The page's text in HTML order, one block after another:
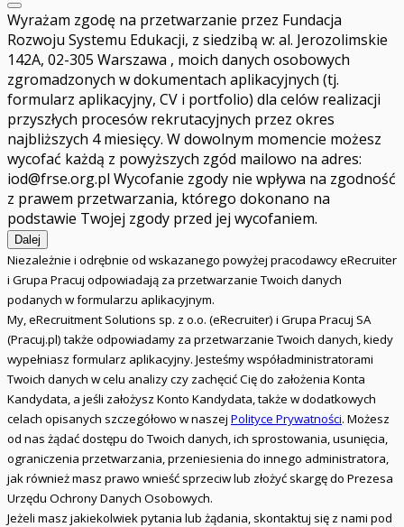
Wyrażam zgodę na przetwarzanie przez Fundacja
Rozwoju Systemu Edukacji, z siedzibą w: al. Jerozolimskie
142A, 02-305 Warszawa , moich danych osobowych
zgromadzonych w dokumentach aplikacyjnych (tj.
formularz aplikacyjny, CV i portfolio) dla celów realizacji
przyszłych procesów rekrutacyjnych przez okres
najbliższych 4 miesięcy. W dowolnym momencie możesz
wycofać każdą z powyższych zgód mailowo na adres:
iod@frse.org.pl Wycofanie zgody nie wpływa na zgodność
z prawem przetwarzania, którego dokonano na
podstawie Twojej zgody przed jej wycofaniem.
Dalej
Niezależnie i odrębnie od wskazanego powyżej pracodawcy eRecruiter
i Grupa Pracuj odpowiadają za przetwarzanie Twoich danych
podanych w formularzu aplikacyjnym.
My, eRecruitment Solutions sp. z o.o. (eRecruiter) i Grupa Pracuj SA
(Pracuj.pl) także odpowiadamy za przetwarzanie Twoich danych, kiedy
wypełniasz formularz aplikacyjny. Jesteśmy współadministratorami
Twoich danych w celu analizy czy zachęcić Cię do założenia Konta
Kandydata, a jeśli założysz Konto Kandydata, także w dodatkowych
celach opisanych szczegółowo w naszej Polityce Prywatności. Możesz
od nas żądać dostępu do Twoich danych, ich sprostowania, usunięcia,
ograniczenia przetwarzania, przeniesienia do innego administratora,
jak również masz prawo wnieść sprzeciw lub złożyć skargę do Prezesa
Urzędu Ochrony Danych Osobowych.
Jeżeli masz jakiekolwiek pytania lub żądania, skontaktuj się z nami pod